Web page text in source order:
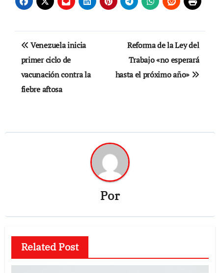
Navegación
de
entradas
Venezuela inicia
primer ciclo de
vacunación contra la
fiebre aftosa
Reforma de la Ley del
Trabajo «no esperará
hasta el próximo año»
Por
Related Post